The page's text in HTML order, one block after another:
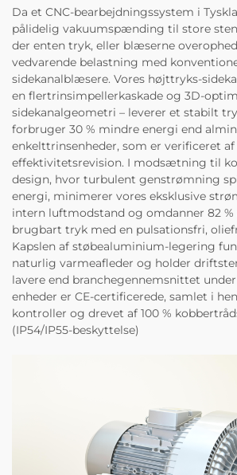
Da et CNC-bearbejdningssystem i
pålidelig vakuumspænding til store
der enten tryk, eller blæserne
vedvarende belastning med
sidekanalblæsere. Vores højttryks-
en flertrinsimpellerkaskade og 3D-
sidekanalgeometri – leverer et stabilt
forbruger 30 % mindre energi end
enkelttrinsenheder, som er verificeret
effektivitetsrevision. I modsætning til
design, hvor turbulent genstrømning
energi, minimerer vores eksklusive
intern luftmodstand og omdanner 82
brugbart tryk med en pulsationsfri,
Kapslen af støbealuminium-legering
naturlig varmeafleder og holder
lavere end branchegennemsnittet
enheder er CE-certificerede, samlet i
kontroller og drevet af 100 %
(IP54/IP55-beskyttelse)